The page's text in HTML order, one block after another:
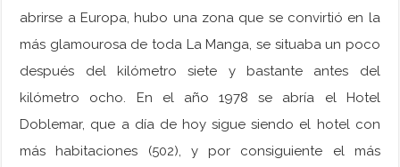
abrirse a Europa, hubo una zona que se convirtió en la
más glamourosa de toda La Manga, se situaba un poco
después del kilómetro siete y bastante antes del
kilómetro ocho. En el año 1978 se abría el Hotel
Doblemar, que a día de hoy sigue siendo el hotel con
más habitaciones (502), y por consiguiente el más